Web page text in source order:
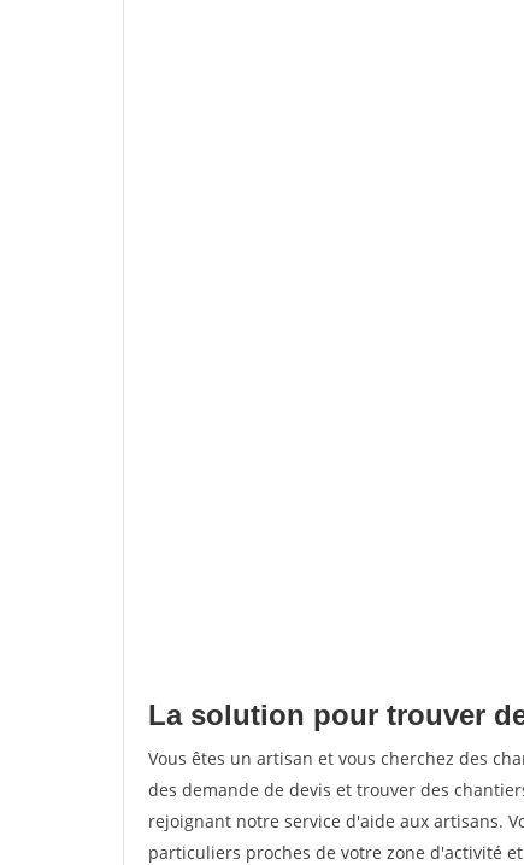
La solution pour trouver
Vous êtes un artisan et vous cherchez des
des demande de devis et trouver des
rejoignant notre service d'aide aux artisans.
particuliers proches de votre zone d'activité